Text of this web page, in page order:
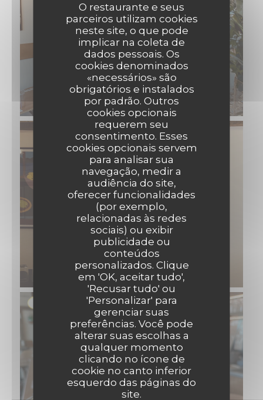
O restaurante e seus
parceiros utilizam cookies
neste site, o que pode
implicar na coleta de
dados pessoais. Os
cookies denominados
«necessários» são
obrigatórios e instalados
por padrão. Outros
cookies opcionais
requerem seu
consentimento. Esses
cookies opcionais servem
para analisar sua
navegação, medir a
audiência do site,
oferecer funcionalidades
(por exemplo,
relacionadas às redes
sociais) ou exibir
publicidade ou
conteúdos
personalizados. Clique
em 'OK, aceitar tudo',
'Recusar tudo' ou
'Personalizar' para
gerenciar suas
preferências. Você pode
alterar suas escolhas a
qualquer momento
clicando no ícone de
cookie no canto inferior
esquerdo das páginas do
site.